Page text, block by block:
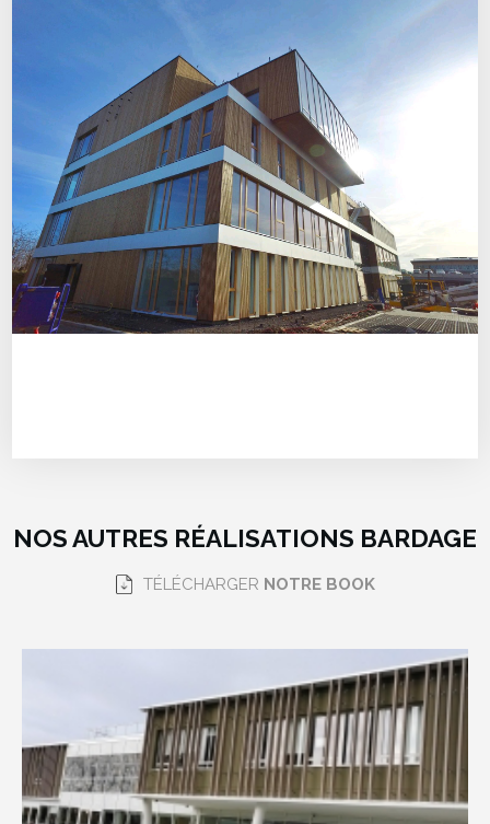
NOS AUTRES RÉALISATIONS BARDAGE
TÉLÉCHARGER NOTRE BOOK